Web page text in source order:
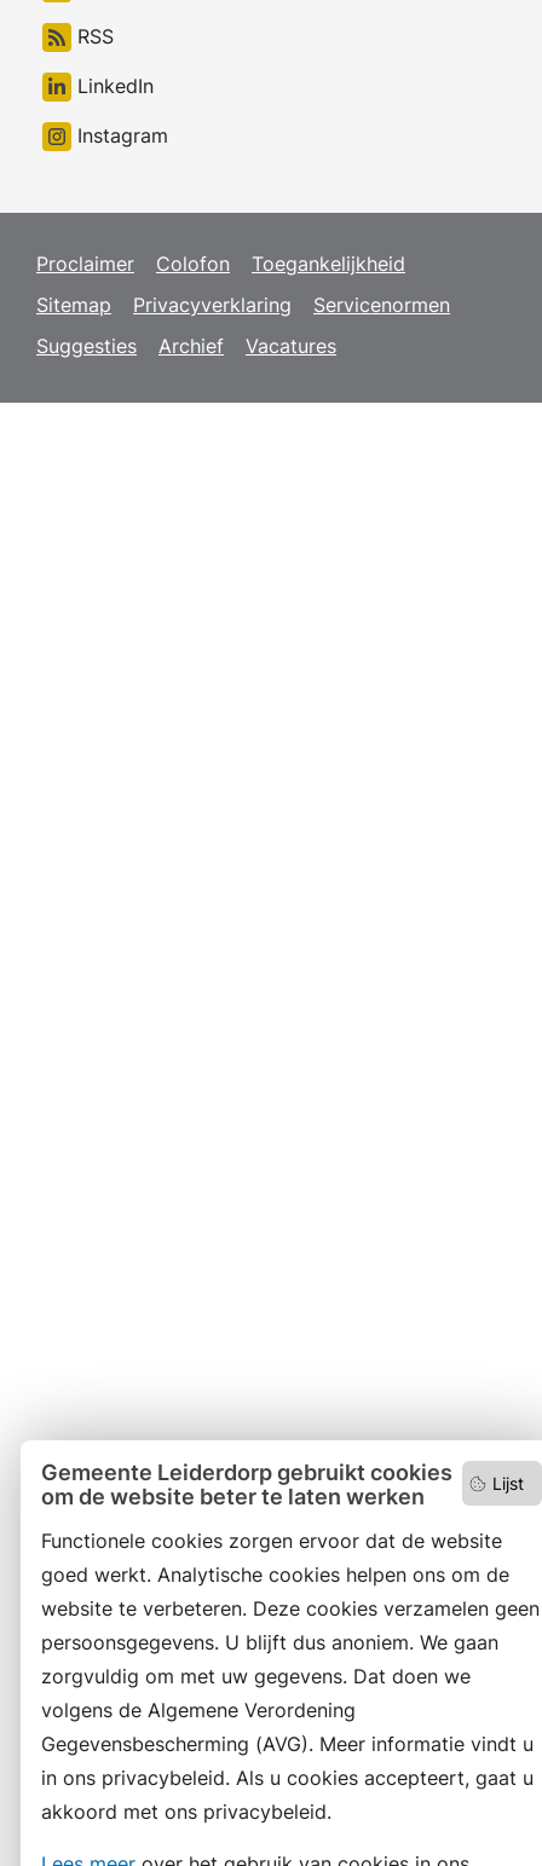
Lijst
Gemeente Leiderdorp gebruikt cookies
om de website beter te laten werken
Functionele cookies zorgen ervoor dat de website
goed werkt. Analytische cookies helpen ons om de
website te verbeteren. Deze cookies verzamelen geen
persoonsgegevens. U blijft dus anoniem. We gaan
zorgvuldig om met uw gegevens. Dat doen we
volgens de Algemene Verordening
Gegevensbescherming (AVG). Meer informatie vindt u
in ons privacybeleid. Als u cookies accepteert, gaat u
akkoord met ons privacybeleid.
RSS
LinkedIn
Instagram
Proclaimer Colofon
Toegankelijkheid
Sitemap
Privacyverklaring
Servicenormen
Suggesties
Archief Vacatures